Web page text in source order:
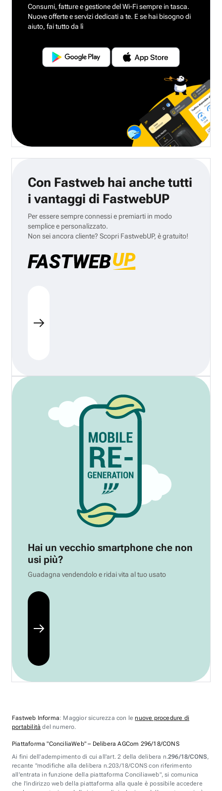
Consumi, fatture e gestione del Wi-Fi sempre in tasca.
Nuove offerte e servizi dedicati a te. E se hai bisogno di
aiuto, fai tutto da lì
Con Fastweb hai anche tutti
i vantaggi di FastwebUP
Per essere sempre connessi e premiarti in modo
semplice e personalizzato.
Non sei ancora cliente? Scopri FastwebUP, è gratuito!
Hai un vecchio smartphone che non
usi più?
Guadagna vendendolo e ridai vita al tuo usato
Fastweb Informa: Maggior sicurezza con lenuove procedure di
portabilità del numero.
Piattaforma "ConciliaWeb" – Delibera AGCom 296/18/CONS
Ai fini dell'adempimento di cui all'art. 2 della delibera n.296/18/CONS,
recante "modifiche alla delibera n.203/18/CONS con riferimento
all'entrata in funzione della piattaforma Conciliaweb", si comunica
che l'indirizzo web della piattaforma alla quale è possibile accedere